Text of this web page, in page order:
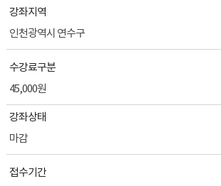
강좌지역
인천광역시 연수구
수강료구분
45,000원
강좌상태
마감
접수기간